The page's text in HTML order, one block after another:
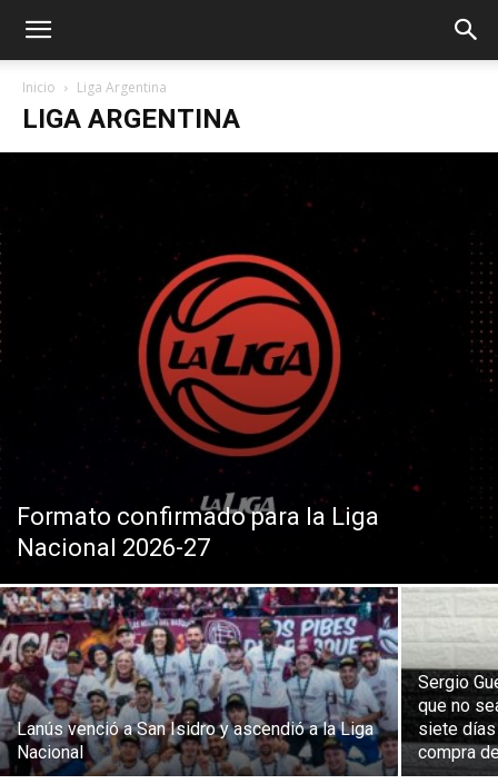
Inicio Liga Argentina
LIGA ARGENTINA
Formato confirmado para la Liga
Nacional 2026-27
Lanús venció a San Isidro y ascendió a la Liga
Nacional
Sergio
que no
siete
compra